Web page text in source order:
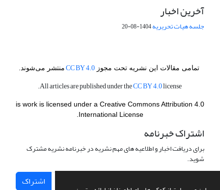
آخرین اخبار
جلسه هیات تحریریه1404-08-20
تمامی مقالات این نشریه تحت مجوز CC BY 4.0منتشر می‌شوند.
All articles are published under the
CC BY 4.0license.
is work is licensed under a Creative Commons Attribution 4.0
International License.
اشتراک خبرنامه
برای دریافت اخبار و اطلاعیه های مهم نشریه در خبرنامه نشریه مشترک
شوید.
اشتراک